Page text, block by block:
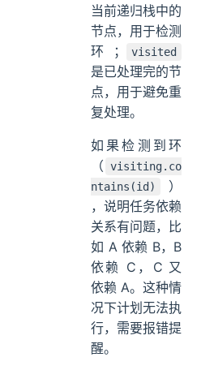
当前递归栈中的
节点，用于检测
环；
visited
是已处理完的节
点，用于避免重
复处理。
如果检测到环
（ visiting.co
ntains(id)
）
，说明任务依赖
关系有问题，比
如 A 依赖 B，B
依赖 C，C 又
依赖 A。这种情
况下计划无法执
行，需要报错提
醒。